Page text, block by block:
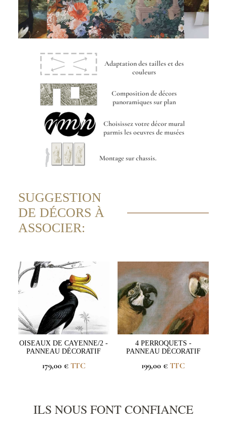
Adaptation des tailles et des
couleurs
Composition de décors
panoramiques sur plan
Choisissez votre décor mural
parmis les oeuvres de musées
Montage sur chassis.
SUGGESTION
DE DÉCORS À
ASSOCIER:
OISEAUX DE CAYENNE/2 -
PANNEAU DÉCORATIF
179,00 €TTC
4 PERROQUETS -
PANNEAU DÉCORATIF
199,00 € TTC
ILS NOUS FONT CONFIANCE